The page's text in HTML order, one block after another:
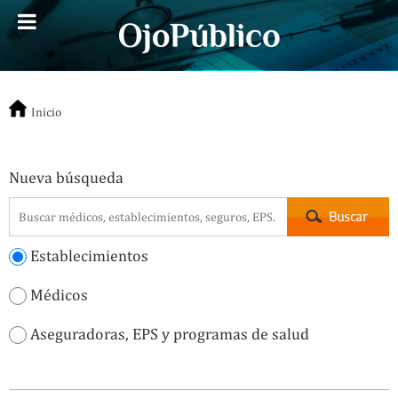
Inicio
Nueva búsqueda
Establecimientos
Médicos
Aseguradoras, EPS y programas de salud